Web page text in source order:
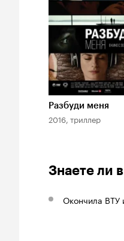
Разбуди меня
2016, триллер
Знаете ли
Окончила ВТУ